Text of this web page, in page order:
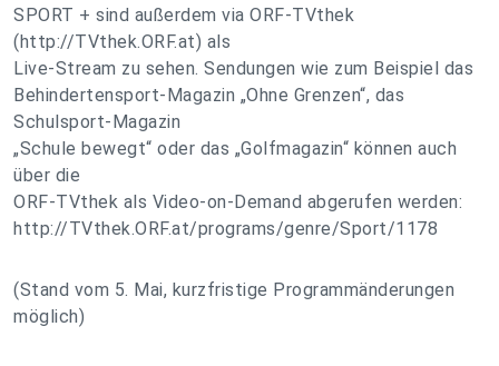
SPORT + sind außerdem via ORF-TVthek
(http://TVthek.ORF.at) als
Live-Stream zu sehen. Sendungen wie zum Beispiel das
Behindertensport-Magazin „Ohne Grenzen“, das
Schulsport-Magazin
„Schule bewegt“ oder das „Golfmagazin“ können auch
über die
ORF-TVthek als Video-on-Demand abgerufen werden:
http://TVthek.ORF.at/programs/genre/Sport/1178
(Stand vom 5. Mai, kurzfristige Programmänderungen
möglich)